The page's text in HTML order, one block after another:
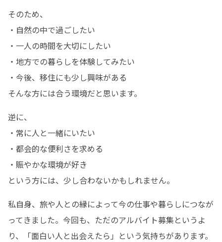
そのため、
・自然の中で過ごしたい
・一人の時間を大切にしたい
・地方での暮らしを体験してみたい
・今後、移住にも少し興味がある
そんな方には合う環境だと思います。
逆に、
・常に人と一緒にいたい
・都会的な便利さを求める
・賑やかな環境が好き
という方には、少し合わないかもしれません。
私自身、旅や人との縁によって今の仕事や暮らしにつなが
ってきました。今回も、ただのアルバイト募集というよ
り、「面白い人と出会えたら」という気持ちがあります。